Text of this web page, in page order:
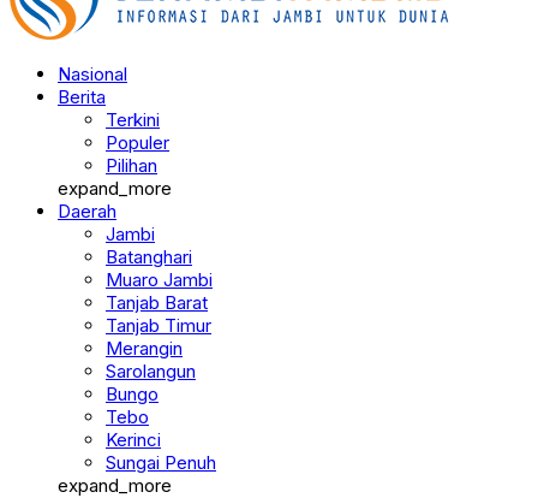
Berita
Populer
Pilihan
expand_more
Daerah
Jambi
Batanghari
Muaro Jambi
Tanjab Barat
Tanjab Timur
Merangin
Sarolangun
Bungo
Tebo
Kerinci
Sungai Penuh
expand_more
Kanal